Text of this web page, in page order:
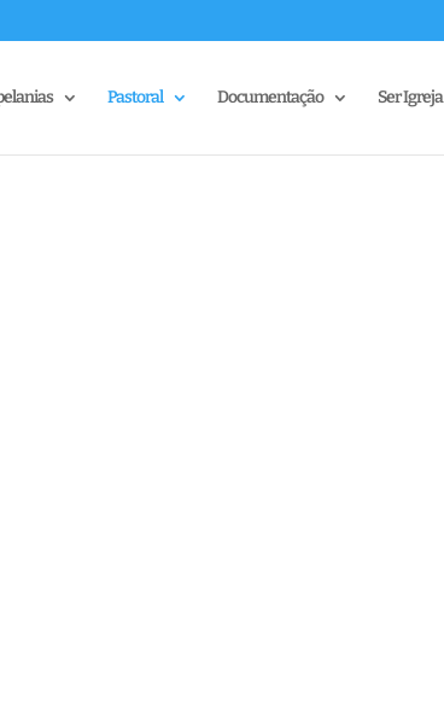
Pastoral Documentação Ser Igreja